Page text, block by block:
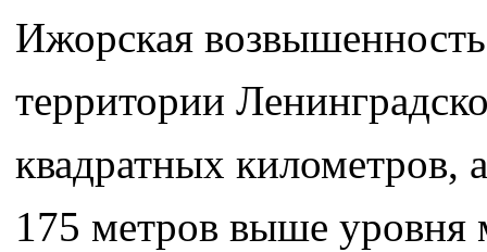
Ижорская
территории
квадратных километров,
175 метров выше